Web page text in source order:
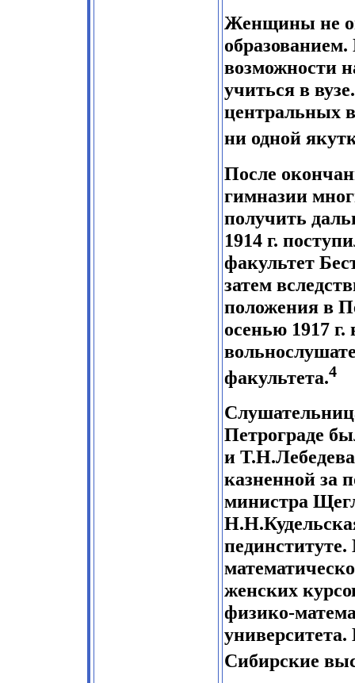
Женщины не
возможности
учиться в
центральных
ни одной
После
гимназии
получить
1914 г.
факультет
затем
положения в
осенью 1917 г.
факультета.4
Петрограде
и
казненной за
министра
женских
физико-
университета.
Сибирские